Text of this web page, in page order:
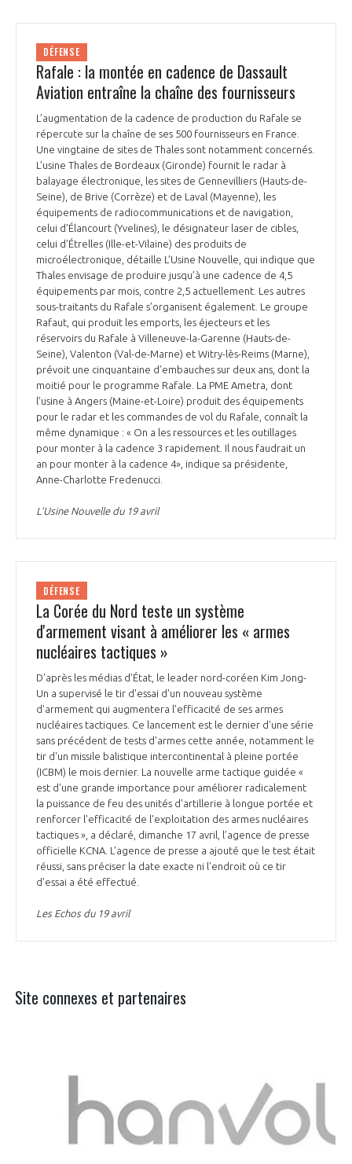
DÉFENSE
Rafale : la montée en cadence de Dassault
Aviation entraîne la chaîne des fournisseurs
L’augmentation de la cadence de production du Rafale se
répercute sur la chaîne de ses 500 fournisseurs en France.
Une vingtaine de sites de Thales sont notamment concernés.
L’usine Thales de Bordeaux (Gironde) fournit le radar à
balayage électronique, les sites de Gennevilliers (Hauts-de-
Seine), de Brive (Corrèze) et de Laval (Mayenne), les
équipements de radiocommunications et de navigation,
celui d’Élancourt (Yvelines), le désignateur laser de cibles,
celui d’Étrelles (Ille-et-Vilaine) des produits de
microélectronique, détaille L’Usine Nouvelle, qui indique que
Thales envisage de produire jusqu’à une cadence de 4,5
équipements par mois, contre 2,5 actuellement. Les autres
sous-traitants du Rafale s’organisent également. Le groupe
Rafaut, qui produit les emports, les éjecteurs et les
réservoirs du Rafale à Villeneuve-la-Garenne (Hauts-de-
Seine), Valenton (Val-de-Marne) et Witry-lès-Reims (Marne),
prévoit une cinquantaine d’embauches sur deux ans, dont la
moitié pour le programme Rafale. La PME Ametra, dont
l’usine à Angers (Maine-et-Loire) produit des équipements
pour le radar et les commandes de vol du Rafale, connaît la
même dynamique : « On a les ressources et les outillages
pour monter à la cadence 3 rapidement. Il nous faudrait un
an pour monter à la cadence 4», indique sa présidente,
Anne-Charlotte Fredenucci.
L’Usine Nouvelle du 19 avril
DÉFENSE
La Corée du Nord teste un système
d'armement visant à améliorer les « armes
nucléaires tactiques »
D’après les médias d’État, le leader nord-coréen Kim Jong-
Un a supervisé le tir d'essai d'un nouveau système
d'armement qui augmentera l'efficacité de ses armes
nucléaires tactiques. Ce lancement est le dernier d'une série
sans précédent de tests d'armes cette année, notamment le
tir d'un missile balistique intercontinental à pleine portée
(ICBM) le mois dernier. La nouvelle arme tactique guidée «
est d'une grande importance pour améliorer radicalement
la puissance de feu des unités d'artillerie à longue portée et
renforcer l'efficacité de l'exploitation des armes nucléaires
tactiques », a déclaré, dimanche 17 avril, l’agence de presse
officielle KCNA. L'agence de presse a ajouté que le test était
réussi, sans préciser la date exacte ni l'endroit où ce tir
d'essai a été effectué.
Les Echos du 19 avril
Site connexes et partenaires